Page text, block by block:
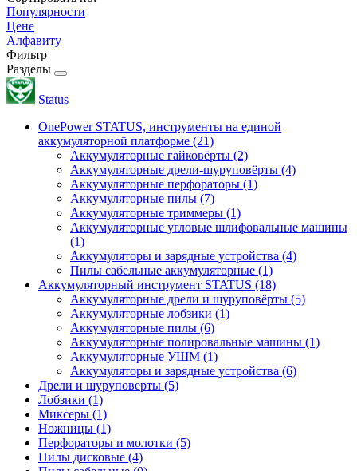
Популярности
Цене
Алфавиту
Фильтр
Разделы
Status
OnePower STATUS, инструменты на единой
аккумуляторной платформе (21)
Аккумуляторные гайковёрты (2)
Аккумуляторные дрели-шуруповёрты (4)
Аккумуляторные перфораторы (1)
Аккумуляторные пилы (7)
Аккумуляторные триммеры (1)
Аккумуляторные угловые шлифовальные машины
(1)
Аккумуляторы и зарядные устройства (4)
Пилы сабельные аккумуляторные (1)
Аккумуляторный инструмент STATUS (18)
Аккумуляторные дрели и шуруповёрты (5)
Аккумуляторные лобзики (1)
Аккумуляторные пилы (6)
Аккумуляторные полировальные машины (1)
Аккумуляторные УШМ (1)
Аккумуляторы и зарядные устройства (6)
Дрели и шуруповерты (5)
Лобзики (1)
Миксеры (1)
Ножницы (1)
Перфораторы и молотки (5)
Пилы дисковые (4)